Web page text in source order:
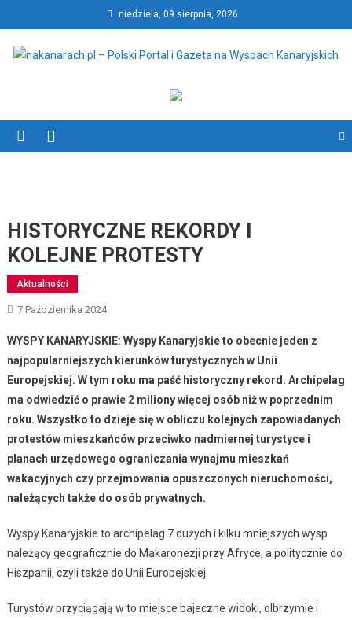
to
content
niedziela, 09 sierpnia, 2026
nakanarach.pl – Polski Portal
i Gazeta na Wyspach
Kanaryjskich
HISTORYCZNE REKORDY I
KOLEJNE PROTESTY
Aktualności
7 Października 2024
WYSPY KANARYJSKIE: Wyspy Kanaryjskie to obecnie jeden z
najpopularniejszych kierunków turystycznych w Unii
Europejskiej. W tym roku ma paść historyczny rekord. Archipelag
ma odwiedzić o prawie 2 miliony więcej osób niż w poprzednim
roku. Wszystko to dzieje się w obliczu kolejnych zapowiadanych
protestów mieszkańców przeciwko nadmiernej turystyce i
planach urzędowego ograniczania wynajmu mieszkań
wakacyjnych czy przejmowania opuszczonych nieruchomości,
należących także do osób prywatnych.
Wyspy Kanaryjskie to archipelag 7 dużych i kilku mniejszych wysp
należący geograficznie do Makaronezji przy Afryce, a politycznie do
Hiszpanii, czyli także do Unii Europejskiej.
Turystów przyciągają w to miejsce bajeczne widoki, olbrzymie i